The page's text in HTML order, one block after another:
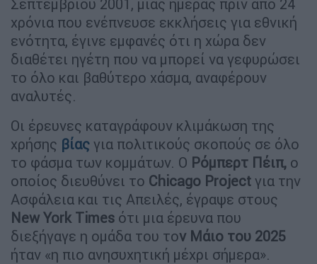
Σεπτεμβρίου 2001, μιας ημέρας πριν από 24
χρόνια που ενέπνευσε εκκλήσεις για εθνική
ενότητα, έγινε εμφανές ότι η χώρα δεν
διαθέτει ηγέτη που να μπορεί να γεφυρώσει
το όλο και βαθύτερο χάσμα, αναφέρουν
αναλυτές.
Οι έρευνες καταγράφουν κλιμάκωση της
χρήσης βίας για πολιτικούς σκοπούς σε όλο
το φάσμα των κομμάτων. Ο Ρόμπερτ Πέιπ, ο
οποίος διευθύνει το Chicago Project για την
Ασφάλεια και τις Απειλές, έγραψε στους
New York Times ότι μια έρευνα που
διεξήγαγε η ομάδα του τον Μάιο του 2025
ήταν «η πιο ανησυχητική μέχρι σήμερα».